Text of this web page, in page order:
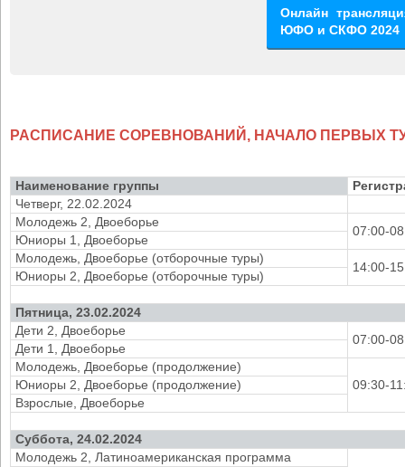
Онлайн
ЮФО и СКФО 2024
РАСПИСАНИЕ СОРЕВНОВАНИЙ, НАЧАЛО ПЕРВЫХ
Наименование группы
Четверг, 22.02.2024
Молодежь 2, Двоеборье
07:00-
Юниоры 1, Двоеборье
Молодежь, Двоеборье (отборочные туры)
14:00-
Юниоры 2, Двоеборье (отборочные туры)
Пятница, 23.02.2024
Дети 2, Двоеборье
07:00-
Дети 1, Двоеборье
Молодежь, Двоеборье (продолжение)
09:30-
Юниоры 2, Двоеборье (продолжение)
Взрослые, Двоеборье
Суббота, 24.02.2024
Молодежь 2, Латиноамериканская программа